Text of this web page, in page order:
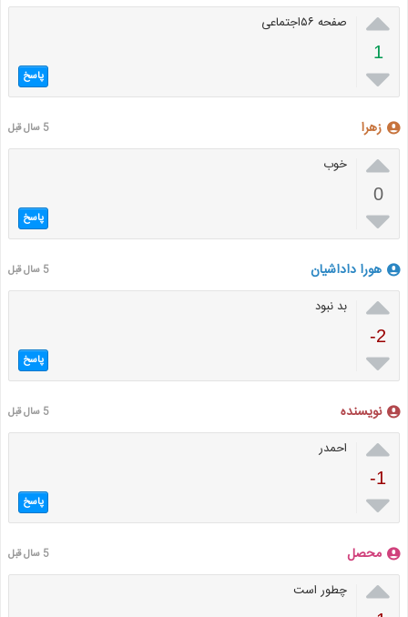

1

صفحه ۵۶اجتماعی
پاسخ
زهرا 5 سال قبل

0

خوب
پاسخ
هورا داداشیان 5 سال قبل

-2

بد نبود
پاسخ
نویسنده 5 سال قبل

-1

احمدر
پاسخ
محصل 5 سال قبل
 چطور است